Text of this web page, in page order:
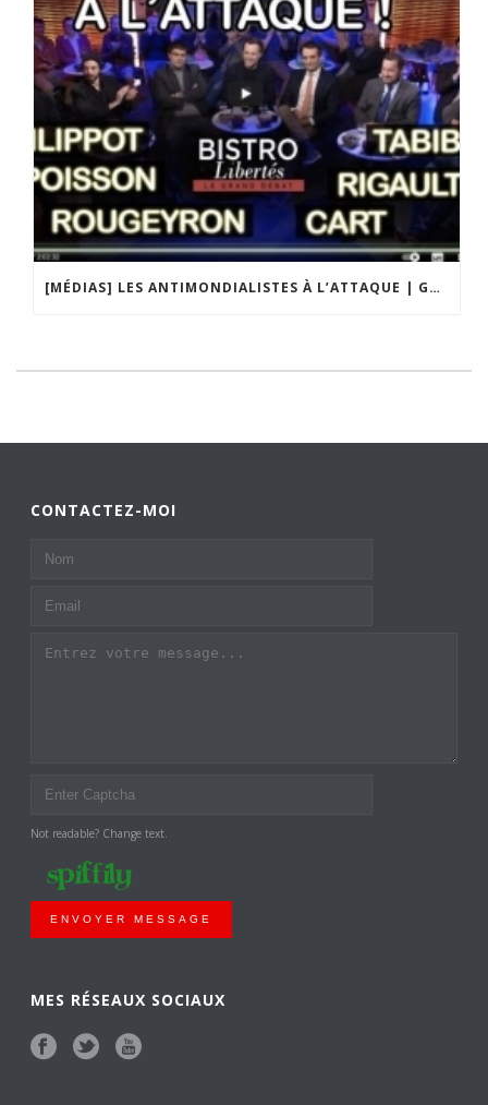
[MÉDIAS] LES ANTIMONDIALISTES À L’ATTAQUE | GRAND DÉBAT DE BRISTO LIBERTÉS
CONTACTEZ-MOI
Not readable? Change text.
ENVOYER MESSAGE
MES RÉSEAUX SOCIAUX